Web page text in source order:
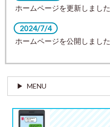
ホームページを更新しました
2024/7/4
ホームページを公開しました
MENU